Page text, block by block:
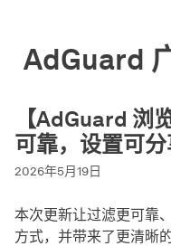
AdGuard
【AdGuard 浏
可靠，设置可
2026年5月19日
本次更新让过滤更可靠
方式，并带来了更清晰的